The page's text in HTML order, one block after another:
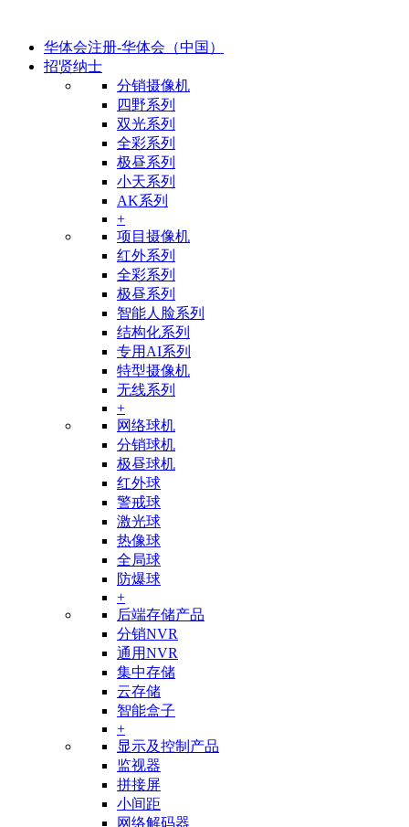
华体会注册-华体会（中国）
招贤纳士
分销摄像机
四野系列
双光系列
全彩系列
极昼系列
小天系列
AK系列
+
项目摄像机
红外系列
全彩系列
极昼系列
智能人脸系列
结构化系列
专用AI系列
特型摄像机
无线系列
+
网络球机
分销球机
极昼球机
红外球
警戒球
激光球
热像球
全局球
防爆球
+
后端存储产品
分销NVR
通用NVR
集中存储
云存储
智能盒子
+
显示及控制产品
监视器
拼接屏
小间距
网络解码器